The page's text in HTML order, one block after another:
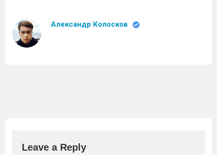
Александр Колосков
Leave a Reply